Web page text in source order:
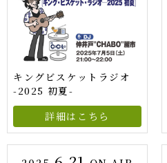
キングビスケットラジオ
-2025 初夏-
詳細はこちら